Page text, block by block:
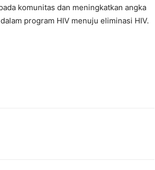
komunitas dan meningkatkan angka
program HIV menuju eliminasi HIV.